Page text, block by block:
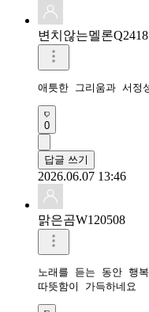
변치않는멜론
0
답글 쓰기
2026.06.07 13:46
맑은곰W120508
노래를 듣는 동안 행
따뜻함이 가득하네요